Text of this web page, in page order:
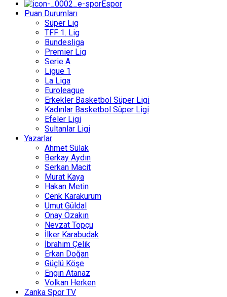
Espor
Puan Durumları
Süper Lig
TFF 1. Lig
Bundesliga
Premier Lig
Serie A
Ligue 1
La Liga
Euroleague
Erkekler Basketbol Süper Ligi
Kadınlar Basketbol Süper Ligi
Efeler Ligi
Sultanlar Ligi
Yazarlar
Ahmet Sülak
Berkay Aydın
Serkan Macit
Murat Kaya
Hakan Metin
Cenk Karakurum
Umut Güldal
Onay Özakın
Nevzat Topçu
İlker Karabudak
İbrahim Çelik
Erkan Doğan
Güçlü Köşe
Engin Atanaz
Volkan Herken
Zanka Spor TV